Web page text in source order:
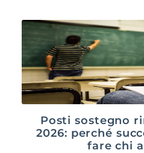
Posti sostegno
2026: perché
fare chi